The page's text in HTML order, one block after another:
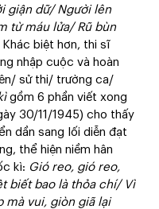
giận dữ/ Người lên
từ máu lửa/ Rũ bùn
biệt hơn, thi sĩ
nhập cuộc và hoàn
sử thi/ trường ca/
gồm 6 phần viết xong
30/11/1945) cho thấy
dần sang lối diễn đạt
thể hiện niềm hân
kì: Gió reo, gió reo,
biết bao là thỏa chí/ Vì
mà vui, giòn giã lại